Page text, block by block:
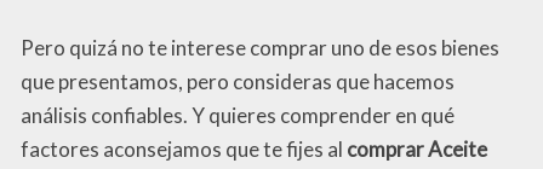
Pero quizá no te interese comprar uno de esos bienes
que presentamos, pero consideras que hacemos
análisis confiables. Y quieres comprender en qué
factores aconsejamos que te fijes al comprar Aceite